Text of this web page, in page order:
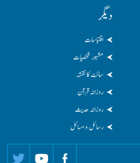
دیگر
اقتباسات
مشہور شخصیات
سائٹ کا نقشہ
روزانہ قرآن
روزانہ حدیث
رسائل و مسائل